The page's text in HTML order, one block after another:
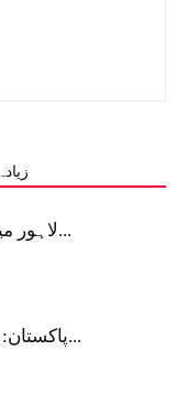
لاہور میں مجوزہ احتجاجی م...
پاکستان: پنجاب میں 12دہشت...